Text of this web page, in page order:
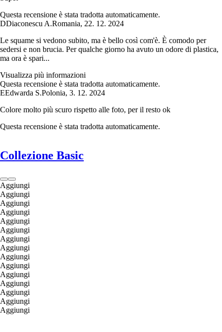
Questa recensione è stata tradotta automaticamente.
DDiaconescu A.Romania, 22. 12. 2024
Le squame si vedono subito, ma è bello così com'è. È comodo per
sedersi e non brucia. Per qualche giorno ha avuto un odore di plastica,
ma ora è spari...
Visualizza più informazioni
Questa recensione è stata tradotta automaticamente.
EEdwarda S.Polonia, 3. 12. 2024
Colore molto più scuro rispetto alle foto, per il resto ok
Questa recensione è stata tradotta automaticamente.
Collezione Basic
Aggiungi
Aggiungi
Aggiungi
Aggiungi
Aggiungi
Aggiungi
Aggiungi
Aggiungi
Aggiungi
Aggiungi
Aggiungi
Aggiungi
Aggiungi
Aggiungi
Aggiungi